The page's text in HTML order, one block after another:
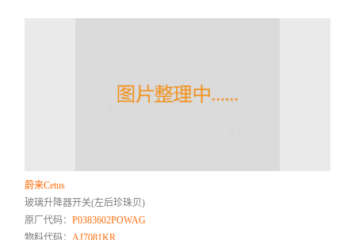
蔚来Cetus
玻璃升降器开关(左后珍珠贝)
原厂代码：P0383602POWAG
物料代码：AJ7081KR